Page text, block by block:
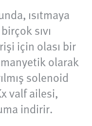
ısıtmaya
sıvı
için olası bir
olarak
solenoid
valf ailesi,
indirir.